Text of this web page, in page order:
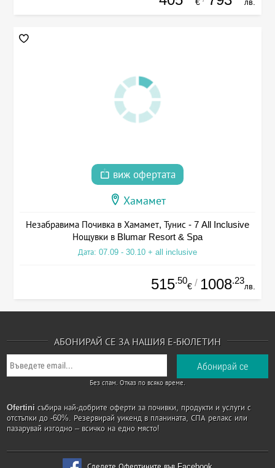
€ лв.
виж офертата
Хамамет
Незабравима Почивка в Хамамет, Тунис - 7 All Inclusive
Нощувки в Blumar Resort & Spa
Дата: 07.09 - 30.10 + all inclusive
515.50
€ / 1008.23
лв.
АБОНИРАЙ СЕ ЗА НАШИЯ Е-БЮЛЕТИН
Без спам. Отказ по всяко време.
Ofertini събира най-добрите оферти за почивки, продукти и услуги с
отстъпки до -60%. Резервирай уикенд в планината, СПА релакс или
пазарувай изгодно – всичко на едно място!